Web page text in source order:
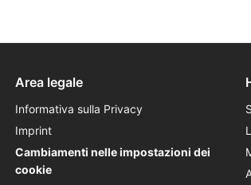
Area legale
Informativa sulla Privacy
Imprint
Cambiamenti nelle impostazioni dei
cookie